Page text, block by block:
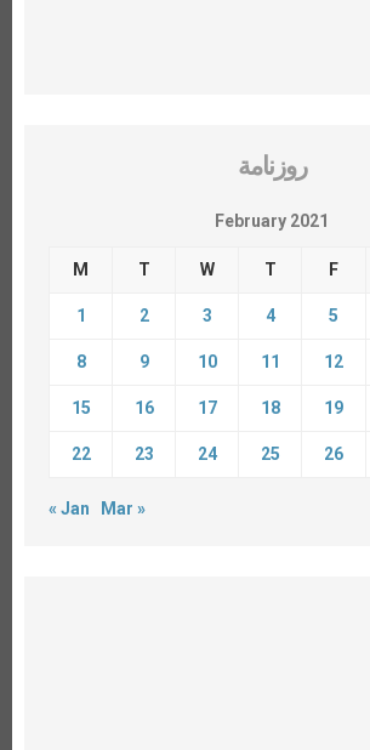
روزنامة
February 2021
M T W T F
1 2 3 4 5
8 9 10 11 12
15 16 17 18 19
22 23 24 25 26
« Jan Mar »